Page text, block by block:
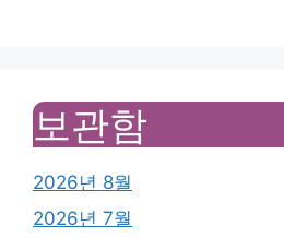
보관함
2026년 8월
2026년 7월